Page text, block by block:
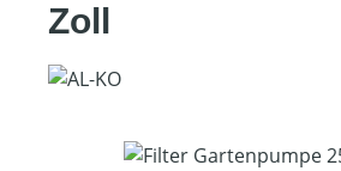
Zoll
Bildergalerie überspringen